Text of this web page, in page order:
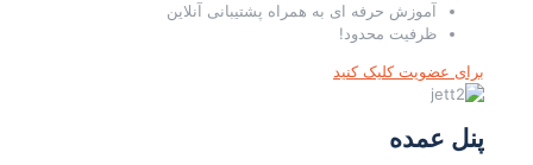
آموزش حرفه ای به همراه پشتیبانی آنلاین
ظرفیت محدود!
برای عضویت کلیک کنید
پنل عمده